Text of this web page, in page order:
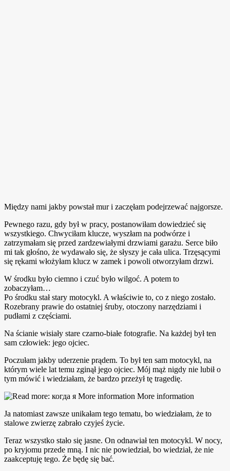
Między nami jakby powstał mur i zaczęłam podejrzewać najgorsze.
Pewnego razu, gdy był w pracy, postanowiłam dowiedzieć się
wszystkiego. Chwyciłam klucze, wyszłam na podwórze i
zatrzymałam się przed zardzewiałymi drzwiami garażu. Serce biło
mi tak głośno, że wydawało się, że słyszy je cała ulica. Trzęsącymi
się rękami włożyłam klucz w zamek i powoli otworzyłam drzwi.
W środku było ciemno i czuć było wilgoć. A potem to
zobaczyłam…
Po środku stał stary motocykl. A właściwie to, co z niego zostało.
Rozebrany prawie do ostatniej śruby, otoczony narzędziami i
pudłami z częściami.
Na ścianie wisiały stare czarno-białe fotografie. Na każdej był ten
sam człowiek: jego ojciec.
Poczułam jakby uderzenie prądem. To był ten sam motocykl, na
którym wiele lat temu zginął jego ojciec. Mój mąż nigdy nie lubił o
tym mówić i wiedziałam, że bardzo przeżył tę tragedię.
Ja natomiast zawsze unikałam tego tematu, bo wiedziałam, że to
stalowe zwierzę zabrało czyjeś życie.
Teraz wszystko stało się jasne. On odnawiał ten motocykl. W nocy,
po kryjomu przede mną. I nic nie powiedział, bo wiedział, że nie
zaakceptuję tego. Że będę się bać.